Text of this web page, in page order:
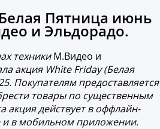
Пятница июнь
и Эльдорадо.
техникиМ.Видео и
акция White Friday (Белая
Покупателям предоставляется
товары по существенным
акция действует в оффлайн-
и в мобильном приложении.